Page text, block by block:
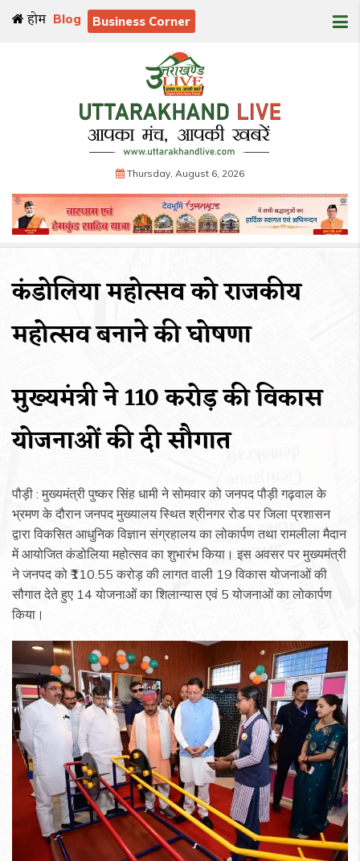
होम Blog Business Corner
Thursday, August 6, 2026
कंडोलिया महोत्सव को राजकीय
महोत्सव बनाने की घोषणा
मुख्यमंत्री ने 110 करोड़ की विकास
योजनाओं की दी सौगात
पौड़ी : मुख्यमंत्री पुष्कर सिंह धामी ने सोमवार को जनपद पौड़ी गढ़वाल के
भ्रमण के दौरान जनपद मुख्यालय स्थित श्रीनगर रोड पर जिला प्रशासन
द्वारा विकसित आधुनिक विज्ञान संग्रहालय का लोकार्पण तथा रामलीला मैदान
में आयोजित कंडोलिया महोत्सव का शुभारंभ किया। इस अवसर पर मुख्यमंत्री
ने जनपद को ₹110.55 करोड़ की लागत वाली 19 विकास योजनाओं की
सौगात देते हुए 14 योजनाओं का शिलान्यास एवं 5 योजनाओं का लोकार्पण
किया।